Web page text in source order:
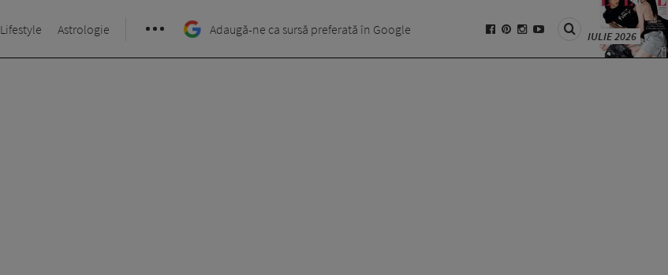
Lifestyle Astrologie Adaugă-ne ca sursă preferată în Google IULIE 2026